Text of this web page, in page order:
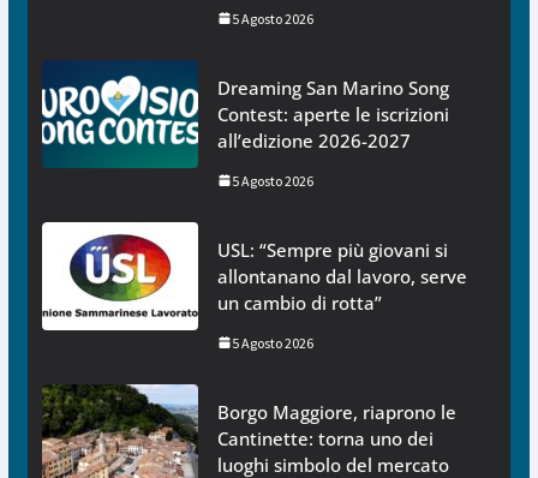
5 Agosto 2026
Dreaming San Marino Song
Contest: aperte le iscrizioni
all’edizione 2026-2027
5 Agosto 2026
USL: “Sempre più giovani si
allontanano dal lavoro, serve
un cambio di rotta”
5 Agosto 2026
Borgo Maggiore, riaprono le
Cantinette: torna uno dei
luoghi simbolo del mercato